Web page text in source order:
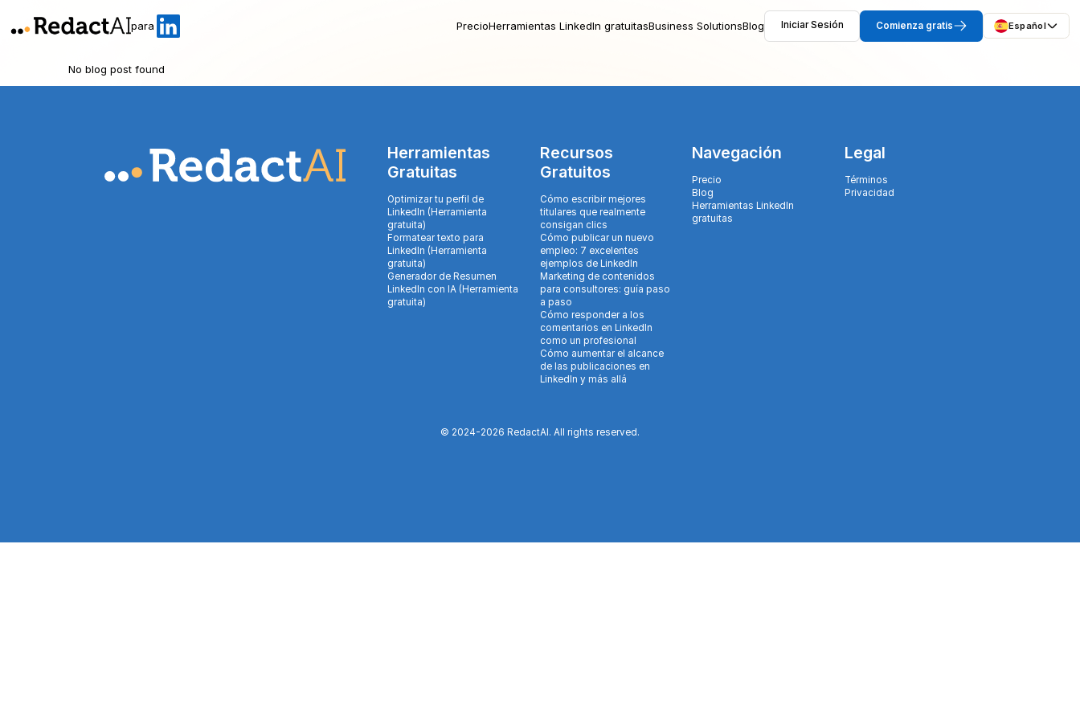
para PrecioHerramientas LinkedIn gratuitasBusiness SolutionsBlog Iniciar Sesión Comienza gratis Español
No blog post found
Herramientas
Gratuitas
Optimizar tu perfil de
LinkedIn (Herramienta
gratuita)
Formatear texto para
LinkedIn (Herramienta
gratuita)
Generador de Resumen
LinkedIn con IA (Herramienta
gratuita)
Recursos
Gratuitos
Cómo escribir mejores
titulares que realmente
consigan clics
Cómo publicar un nuevo
empleo: 7 excelentes
ejemplos de LinkedIn
Marketing de contenidos
para consultores: guía paso
a paso
Cómo responder a los
comentarios en LinkedIn
como un profesional
Cómo aumentar el alcance
de las publicaciones en
LinkedIn y más allá
Navegación
Precio
Blog
Herramientas LinkedIn
gratuitas
Legal
Términos
Privacidad
© 2024-2026 RedactAI. All rights reserved.